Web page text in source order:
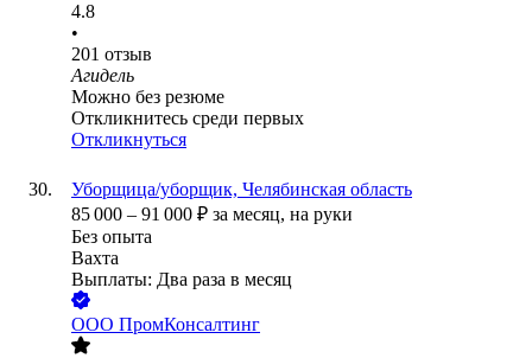
4.8
•
201 отзыв
Агидель
Можно без резюме
Откликнитесь среди первых
Откликнуться
Уборщица/уборщик, Челябинская область
85 000 – 91 000 ₽ за месяц, на руки
Без опыта
Вахта
Выплаты: Два раза в месяц
ООО ПромКонсалтинг